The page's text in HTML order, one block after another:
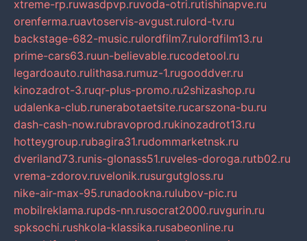
xtreme-rp.ruwasdpvp.ruvoda-otri.rutishinapve.ru
orenferma.ruavtoservis-avgust.rulord-tv.ru
backstage-682-music.rulordfilm7.rulordfilm13.ru
prime-cars63.ruun-believable.rucodetool.ru
legardoauto.rulithasa.rumuz-1.rugooddver.ru
kinozadrot-3.ruqr-plus-promo.ru2shizashop.ru
udalenka-club.runerabotaetsite.rucarszona-bu.ru
dash-cash-now.rubravoprod.rukinozadrot13.ru
hotteygroup.rubagira31.rudommarketnsk.ru
dveriland73.runis-glonass51.ruveles-doroga.rutb02.ru
vrema-zdorov.ruvelonik.rusurgutgloss.ru
nike-air-max-95.runadookna.rulubov-pic.ru
mobilreklama.rupds-nn.rusocrat2000.ruvgurin.ru
spksochi.rushkola-klassika.rusabeonline.ru